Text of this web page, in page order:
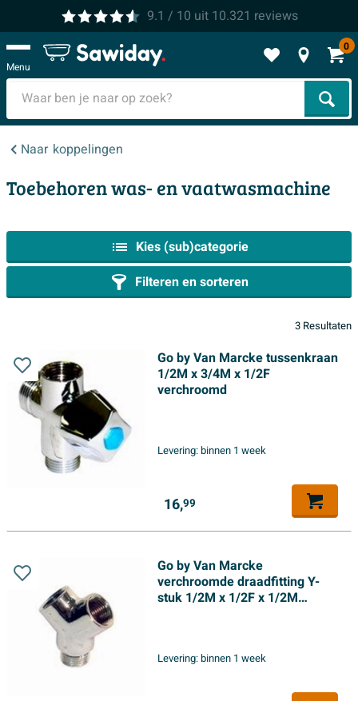
9.1 / 10 uit 10.321 reviews
Menu
0
Naar koppelingen
Toebehoren was- en vaatwasmachine
Kies (sub)categorie
Filteren en sorteren
3 Resultaten
Go by Van Marcke tussenkraan
1/2M x 3/4M x 1/2F
verchroomd
Levering:binnen 1 week
16,99
Go by Van Marcke
verchroomde draadfitting Y-
stuk 1/2M x 1/2F x 1/2M
Levering:binnen 1 week